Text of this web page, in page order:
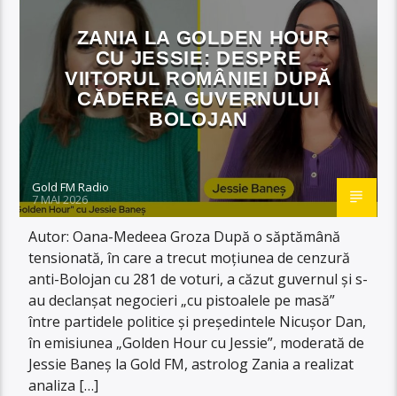
ZANIA LA GOLDEN HOUR
CU JESSIE: DESPRE
VIITORUL ROMÂNIEI DUPĂ
CĂDEREA GUVERNULUI
BOLOJAN
Gold FM Radio
7 MAI 2026
Autor: Oana-Medeea Groza După o săptămână
tensionată, în care a trecut moțiunea de cenzură
anti-Bolojan cu 281 de voturi, a căzut guvernul și s-
au declanșat negocieri „cu pistoalele pe masă”
între partidele politice și președintele Nicușor Dan,
în emisiunea „Golden Hour cu Jessie”, moderată de
Jessie Baneș la Gold FM, astrolog Zania a realizat
analiza […]